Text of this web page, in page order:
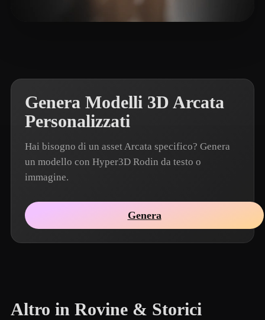
Genera Modelli 3D Arcata
Personalizzati
Hai bisogno di un asset Arcata specifico? Genera
un modello con Hyper3D Rodin da testo o
immagine.
Genera
Altro in Rovine & Storici